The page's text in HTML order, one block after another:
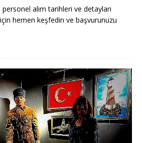
personel alım tarihleri ve detayları
hemen keşfedin ve başvurunuzu